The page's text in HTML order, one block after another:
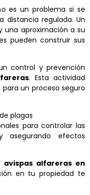
es un problema si se
regulada. Un
una aproximación a su
pueden construir sus
control y prevención
. Esta actividad
un proceso seguro
plagas
para controlar las
asegurando efectos
avispas alfareras en
en tu propiedad te